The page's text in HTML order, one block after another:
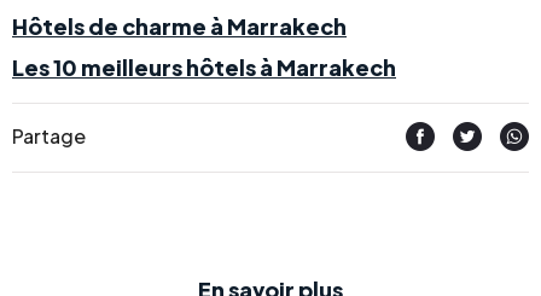
Hôtels de charme à Marrakech
Les 10 meilleurs hôtels à Marrakech
Partage
En savoir plus